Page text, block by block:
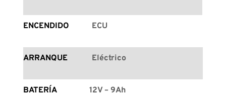
ENCENDIDO ECU
ARRANQUE Eléctrico
BATERÍA 12V – 9Ah